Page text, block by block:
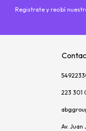
Registrate y recibí
223 301
Av. Juan